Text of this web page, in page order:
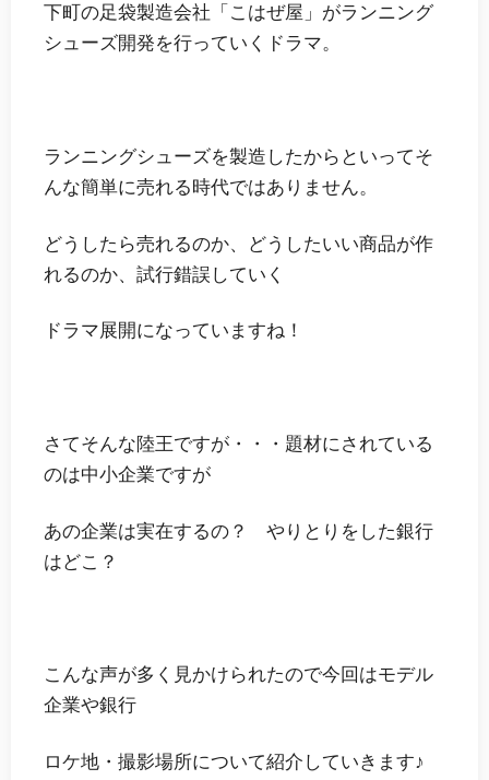
下町の足袋製造会社「こはぜ屋」がランニング
シューズ開発を行っていくドラマ。
ランニングシューズを製造したからといってそ
んな簡単に売れる時代ではありません。
どうしたら売れるのか、どうしたいい商品が作
れるのか、試行錯誤していく
ドラマ展開になっていますね！
さてそんな陸王ですが・・・題材にされている
のは中小企業ですが
あの企業は実在するの？ やりとりをした銀行
はどこ？
こんな声が多く見かけられたので今回はモデル
企業や銀行
ロケ地・撮影場所について紹介していきます♪